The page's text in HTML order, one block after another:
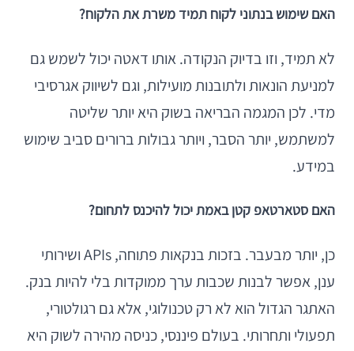
האם שימוש בנתוני לקוח תמיד משרת את הלקוח?
לא תמיד, וזו בדיוק הנקודה. אותו דאטה יכול לשמש גם
למניעת הונאות ולתובנות מועילות, וגם לשיווק אגרסיבי
מדי. לכן המגמה הבריאה בשוק היא יותר שליטה
למשתמש, יותר הסבר, ויותר גבולות ברורים סביב שימוש
במידע.
האם סטארטאפ קטן באמת יכול להיכנס לתחום?
כן, יותר מבעבר. בזכות בנקאות פתוחה, APIs ושירותי
ענן, אפשר לבנות שכבות ערך ממוקדות בלי להיות בנק.
האתגר הגדול הוא לא רק טכנולוגי, אלא גם רגולטורי,
תפעולי ותחרותי. בעולם פיננסי, כניסה מהירה לשוק היא